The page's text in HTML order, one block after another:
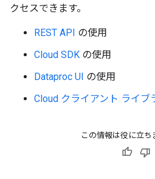
クセスできます。
REST API の使用
Cloud SDK の使用
Dataproc UI の使用
Cloud クライアント ライブ
この情報は役に立ち